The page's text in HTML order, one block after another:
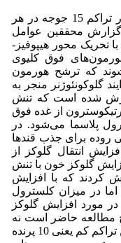
طبق نتایج مطالعه حاضر، گلوکز خون در تراکم 15 جوجه در هر
محققین عوامل
با تحریک محور هیپوفیز-
فوق کلیوی
که ترشح هورمون
گلوکونئوژنر منجر به
خون می‌گردد (24). گزارش شده است که تنش
از غده فوق
پلاسما می‌شود. در
برای جذب قندها
انتقال گلوکز از
بنابراین افزایش گلوکز خون با تنش
کردند که با افزایش
در میزان کلسترول
‌نشد (26) که نتایج در مورد افزایش گلوکز
مطالعه حاضر است نه
تعداد اما، در آزمایشی تأثیر دو تراکم پایین تراکم کم یعنی 10 پرنده